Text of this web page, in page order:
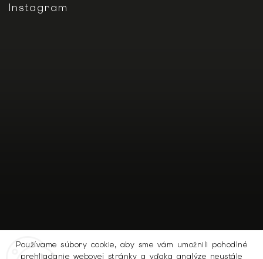
Používame súbory cookie, aby sme vám umožnili pohodlné
prehliadanie webovej stránky a vďaka analýze neustále
Instagram